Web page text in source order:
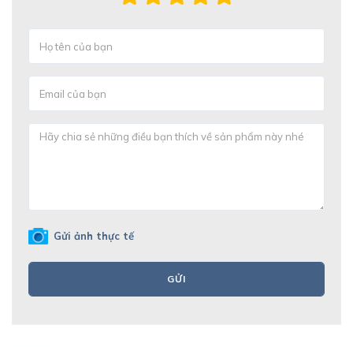
Gửi ảnh thực tế
GỬI